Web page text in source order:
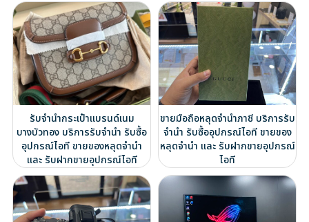
รับจำนำกระเป๋าแบรนด์เนม
บางบัวทอง บริการรับจำนำ รับซื้อ
อุปกรณ์ไอที ขายของหลุดจำนำ
และ รับฝากขายอุปกรณ์ไอที
ขายมือถือหลุดจำนำภาชี บริการรับ
จำนำ รับซื้ออุปกรณ์ไอที ขายของ
หลุดจำนำ และ รับฝากขายอุปกรณ์
ไอที